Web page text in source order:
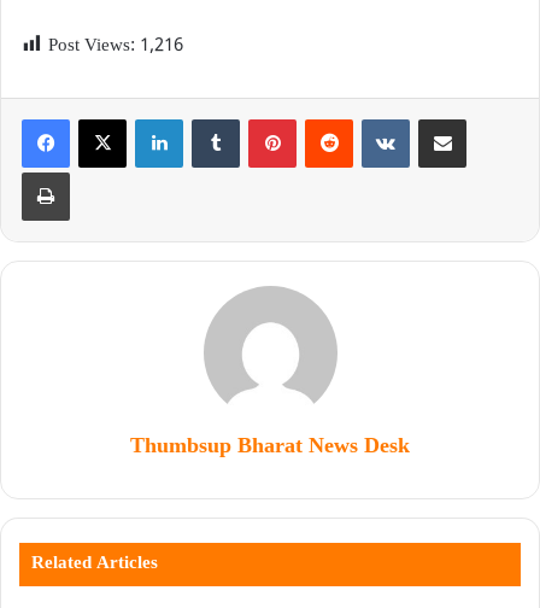
Post Views: 1,216
Thumbsup Bharat News Desk
Related Articles